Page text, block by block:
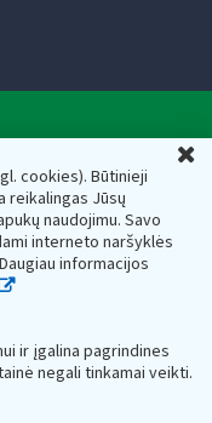
cookies). Būtinieji
reikalingas Jūsų
naudojimu. Savo
interneto naršyklės
informacijos
ir įgalina pagrindines
negali tinkamai veikti.
Lietuvos
Lietuva, el.paštas:
prie Lietuvos
Juridinių